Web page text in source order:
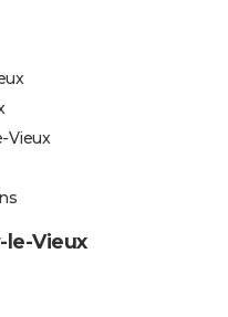
Vieux
le-Vieux